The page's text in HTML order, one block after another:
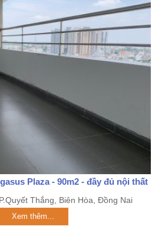
Plaza - 90m2 - đầy đủ nội thất
Thắng, Biên Hòa, Đồng Nai
Xem thêm...